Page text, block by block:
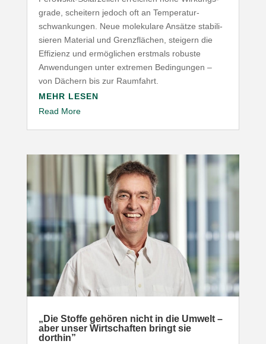
grade, scheitern jedoch oft an Tempe­ra­tur­
schwan­kungen. Neue mole­kulare Ansätze stabi­li­
sieren Material und Grenz­flächen, steigern die
Effizienz und ermög­lichen erstmals robuste
Anwen­dungen unter extremen Bedin­gungen –
von Dächern bis zur Raumfahrt.
MEHR LESEN
Read More
„ Die Stoffe gehören nicht in die Umwelt –
aber unser Wirt­schaften bringt sie
dorthin”